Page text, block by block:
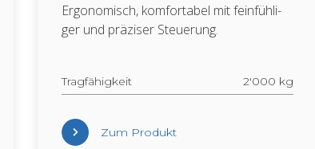
Er­go­no­misch, kom­for­ta­bel mit fein­füh­li­
ger und prä­zi­ser Steue­rung.
Trag­fä­hig­keit 2'000 kg
Zum Pro­dukt